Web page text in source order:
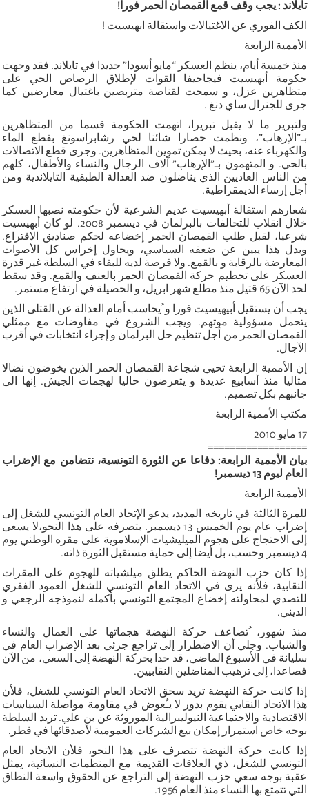
تايلاند : يجب وقف قمع القمصان الحمر فورا!
الكف الفوري عن الاغتيالات واستقالة ابهيسيت !
الأممية الرابعة
منذ خمسة أيام، ينظم العسكر “مايو أسودا” جديدا في تايلاند. فقد وجهت
حكومة أبهيسيت فيجاجيفا القوات لإطلاق الرصاص الحي على
متظاهرين عزل، و سمحت لقناصة متربصين باغتيال معارضين كما
جرى للجنرال ساي دنغ .
ولتبرير ما لا يقبل تبريرا، اتهمت الحكومة قسما من المتظاهرين
بـ”الإرهاب”، ونظمت حصارا شائنا لحي رشابراسونغ بقطع الماء
والكهرباء عنه، بحيث لا يمكن تموين المتظاهرين. وجرى قطع الاتصالات
بالحي. و المتهمون بـ”الإرهاب” آلاف الرجال والنساء والأطفال، كلهم
من الناس العاديين الذي يناضلون ضد العدالة الطبقية التايلاندية ومن
أجل إرساء الديمقراطية.
شعارهم استقالة أبهيسيت عديم الشرعية لأن حكومته نصبها العسكر
خلال انقلاب للتحالفات بالبرلمان في ديسمبر 2008. لو كان أبهيسيت
شرعيا، لقبل طلب القمصان الحمر إخضاعه لحكم صناديق الاقتراع.
وبدل هذا يبين عن ضعفه السياسي، ويحاول إخراس كل الأصوات
المعارضة بالرقابة و بالقمع. ولا فرصة لديه للبقاء في السلطة غير قدرة
العسكر على تحطيم حركة القمصان الحمر بالعنف والقمع. وقد سقط
لحد الآن 65 قتيل منذ مطلع شهر ابريل، و الحصيلة في ارتفاع مستمر.
يجب أن يستقيل أبيهيسيت فورا و ُيحاسب أمام العدالة عن القتلى الذين
يتحمل مسؤولية موتهم. ويجب الشروع في مفاوضات مع ممثلي
القمصان الحمر من أجل تنظيم حل البرلمان و إجراء انتخابات في أقرب
الآجال.
إن الأممية الرابعة تحيي شجاعة القمصان الحمر الذين يخوضون نضالا
مثاليا منذ أسابيع عديدة و يتعرضون حاليا لهجمات الجيش. إنها الى
جانبهم بكل تصميم.
مكتب الأممية الرابعة
17 مايو 2010
==================
بيان الأممية الرابعة: دفاعا عن الثورة التونسية، نتضامن مع الإضراب
العام ليوم 13 ديسمبر!
الأممية الرابعة
للمرة الثالثة في تاريخه المديد، يدعو الإتحاد العام التونسي للشغل إلى
إضراب عام يوم الخميس 13 ديسمبر. بتصرفه على هذا النحو،لا يسعى
إلى الاحتجاج على هجوم الميليشيات الإسلاموية على مقره الوطني يوم
4 ديسمبر وحسب، بل أيضا إلى حماية مستقبل الثورة ذاته.
إذا كان حزب النهضة الحاكم يطلق ميلشياته للهجوم على المقرات
النقابية، فلأنه يرى في الاتحاد العام التونسي للشغل العمود الفقري
للتصدي لمحاولته إخضاع المجتمع التونسي بأكمله لنموذجه الرجعي و
الديني.
منذ شهور، ُتضاعف حركة النهضة هجماتها على العمال والنساء
والشباب. وجلي أن الاضطرار إلى تراجع جزئي بعد الإضراب العام في
سليانة في الأسبوع الماضي، قد حدا بحركة النهضة إلى السعي، من الآن
فصاعدا، إلى ترهيب المناضلين النقابيين.
إذا كانت حركة النهضة تريد سحق الاتحاد العام التونسي للشغل، فلأن
هذا الاتحاد النقابي يقوم بدور لا يـُعوض في مقاومة مواصلة السياسات
الاقتصادية والاجتماعية النيوليبرالية الموروثة عن بن علي. تريد السلطة
بوجه خاص استمرار إمكان بيع الشركات العمومية لأصدقائها في قطر.
إذا كانت حركة النهضة تتصرف على هذا النحو، فلأن الاتحاد العام
التونسي للشغل، ذي العلاقات القديمة مع المنظمات النسائية، يمثل
عقبة بوجه سعي حزب النهضة إلى التراجع عن الحقوق واسعة النطاق
التي تتمتع بها النساء منذ العام 1956.